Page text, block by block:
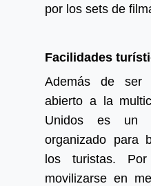
por los sets de
Facilidades
Además de
abierto a la
Unidos es
organizado para
los turistas.
movilizarse en